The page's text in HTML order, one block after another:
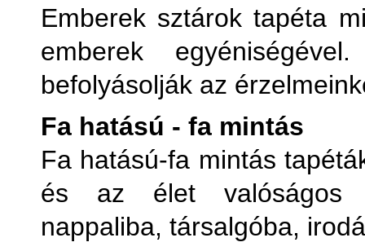
Emberek sztárok tapéta
emberek
befolyásolják az
Fa hatású - fa mintás
Fa hatású-fa mintás
és az élet valóságos
nappaliba, társalgóba,